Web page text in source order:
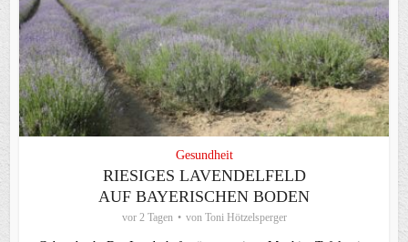
Gesundheit
RIESIGES LAVENDELFELD
AUF BAYERISCHEN BODEN
vor 2 Tagen von Toni Hötzelsperger